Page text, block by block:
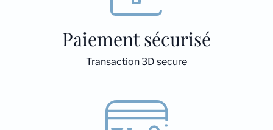
Paiement sécurisé
Transaction 3D secure